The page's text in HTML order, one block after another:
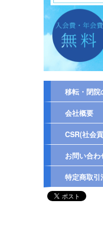
移転・閉院
会社概要
CSR(社会
お問い合わ
特定商取引